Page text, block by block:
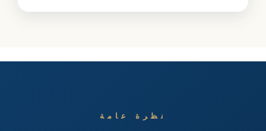
نظرة عامة